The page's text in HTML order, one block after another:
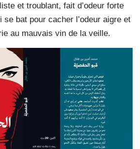
et troublant, fait d’odeur forte
se bat pour cacher l’odeur aigre et
au mauvais vin de la veille.